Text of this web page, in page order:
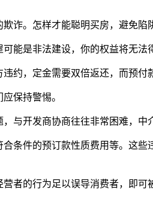
诈。怎样才能聪明买房，避免陷
能是非法建设，你的权益将无法
约，定金需要双倍返还，而预付
保持警惕。
与开发商协商往往非常困难，中
条件的预订款性质费用等。这些
者的行为足以误导消费者，即可